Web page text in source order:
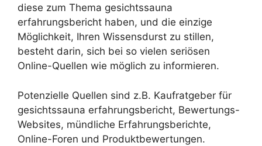
diese zum Thema gesichtssauna
erfahrungsbericht haben, und die einzige
Möglichkeit, Ihren Wissensdurst zu stillen,
besteht darin, sich bei so vielen seriösen
Online-Quellen wie möglich zu informieren.
Potenzielle Quellen sind z.B. Kaufratgeber für
gesichtssauna erfahrungsbericht, Bewertungs-
Websites, mündliche Erfahrungsberichte,
Online-Foren und Produktbewertungen.